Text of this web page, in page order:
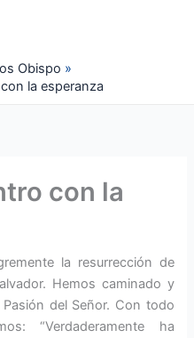
Obispo
la esperanza
con la
la resurrección de
Hemos caminado y
del Señor. Con todo
“Verdaderamente ha